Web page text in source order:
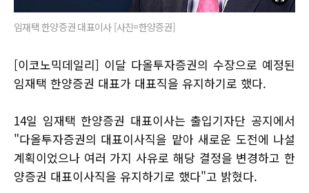
임재택 한양증권 대표이사 [사진=한양증권]
[이코노믹데일리] 이달 다올투자증권의 수장으로 예정된
임재택 한양증권 대표가 대표직을 유지하기로 했다.
14일 임재택 한양증권 대표이사는 출입기자단 공지에서
"다올투자증권의 대표이사직을 맡아 새로운 도전에 나설
계획이었으나 여러 가지 사유로 해당 결정을 변경하고 한
양증권 대표이사직을 유지하기로 했다"고 밝혔다.